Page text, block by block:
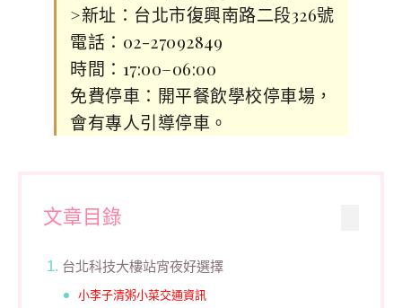
>新址：台北市復興南路二段326號
電話：02-27092849
時間：17:00–06:00
免費停車：開平餐飲學校停車場，
會有專人引導停車。
文章目錄
台北科技大樓站宵夜好選擇
小李子清粥小菜交通資訊